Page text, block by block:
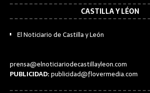
CASTILLA Y LÉON
El Noticiario de Castilla y León
prensa@elnoticiariodecastillayleon.com
PUBLICIDAD:publicidad@flovermedia.com